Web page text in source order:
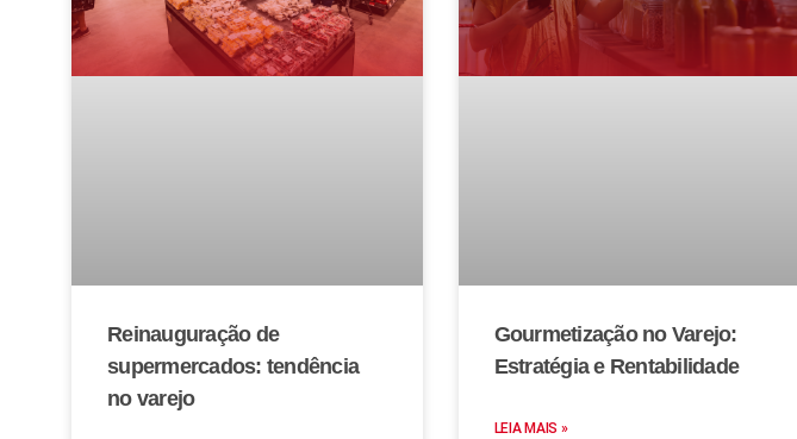
Reinauguração de
supermercados: tendência
no varejo
Gourmetização no Varejo:
Estratégia e Rentabilidade
LEIA MAIS »